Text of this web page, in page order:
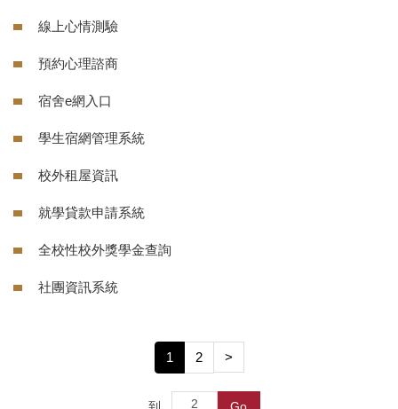
線上心情測驗
預約心理諮商
宿舍e網入口
學生宿網管理系統
校外租屋資訊
就學貸款申請系統
全校性校外獎學金查詢
社團資訊系統
1 2 >